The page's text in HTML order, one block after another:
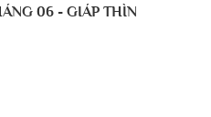
06 - GIÁP THÌN